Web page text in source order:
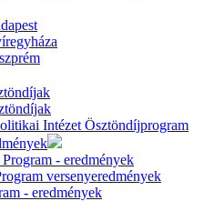
Intézet Ösztöndíjprogram
- eredmények
versenyeredmények
- eredmények